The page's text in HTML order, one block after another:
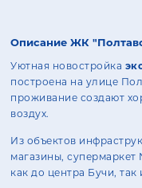
Описание ЖК
Уютная новостройка
построена на улице
проживание создают
воздух.
Из объектов
магазины,
как до центра Бучи, так